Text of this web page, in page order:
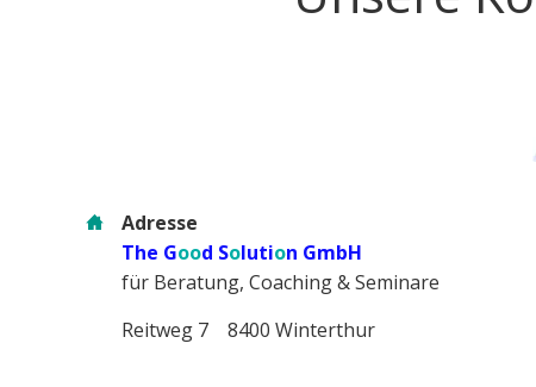
Adresse
The Good Solution GmbH
für Beratung, Coaching & Seminare
Reitweg 7 8400 Winterthur